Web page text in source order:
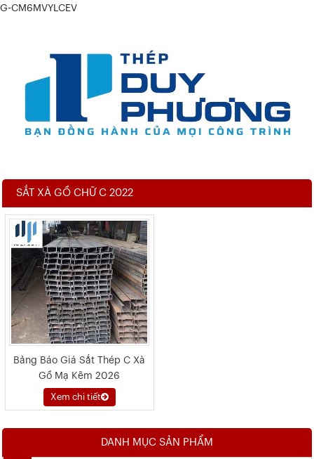
G-CM6MVYLCEV
SẮT XÀ GỒ CHỮ C 2022
Bảng Báo Giá Sắt Thép C Xà
Gồ Mạ Kẽm 2026
Xem chi tiết
DANH MỤC SẢN PHẨM